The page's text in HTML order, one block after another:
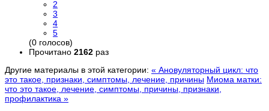
2
3
4
5
(0 голосов)
Прочитано 2162 раз
Другие материалы в этой категории: « Ановуляторный цикл: что
это такое, признаки, симптомы, лечение, причины Миома матки:
что это такое, лечение, симптомы, причины, признаки,
профилактика »